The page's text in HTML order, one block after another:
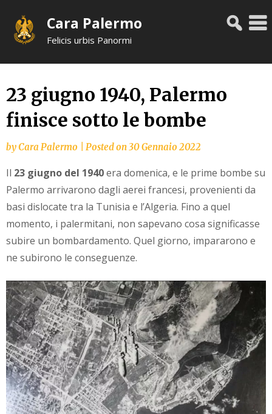
content
Cara Palermo
Felicis urbis Panormi
23 giugno 1940, Palermo
finisce sotto le bombe
byCara Palermo Posted on30 Gennaio 2022
Il 23 giugno del 1940era domenica, e le prime bombe su
Palermo arrivarono dagli aerei francesi, provenienti da
basi dislocate tra la Tunisia e l’Algeria. Fino a quel
momento, i palermitani, non sapevano cosa significasse
subire un bombardamento. Quel giorno, impararono e
ne subirono le conseguenze.